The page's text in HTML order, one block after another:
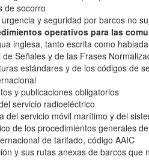
de socorro
y seguridad por barcos no
operativos para las
inglesa, tanto escrita como hablada
Señales y de las Frases
estándares y de los códigos de
y publicaciones obligatorios
servicio radioeléctrico
del servicio móvil marítimo y del
de los procedimientos generales
de tarifado, código AAIC
y sus rutas anexas de barcos que